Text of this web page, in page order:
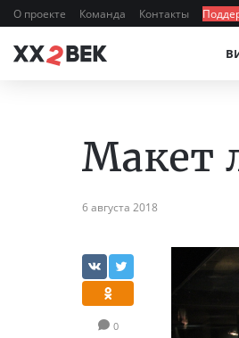
О проекте Команда Контакты
Макет
6 августа 2018
0